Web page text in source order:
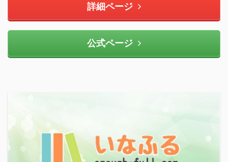
詳細ページ
公式ページ